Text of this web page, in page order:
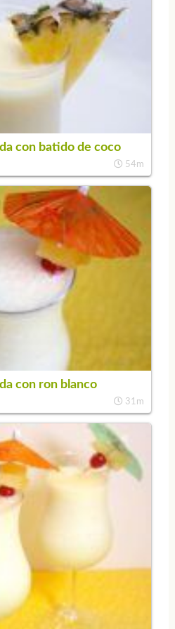
con batido de coco
54m
con ron blanco
31m